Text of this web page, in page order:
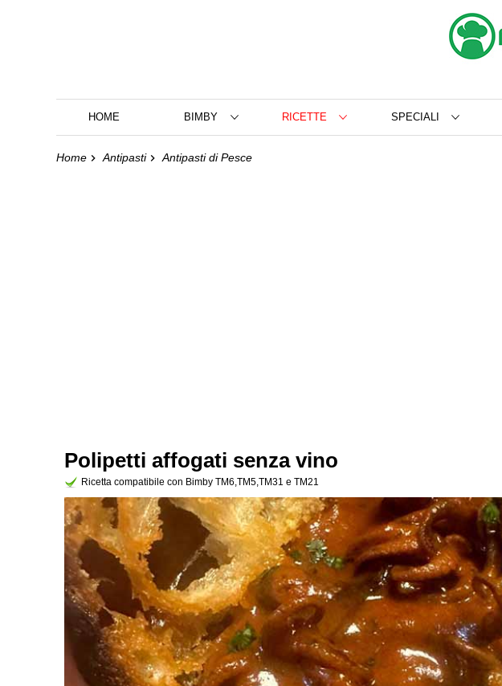
HOME BIMBY RICETTE SPECIALI
Home Antipasti Antipasti di Pesce
Polipetti affogati senza vino
Ricetta compatibile con Bimby TM6,TM5,TM31 e TM21